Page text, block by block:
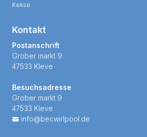
Kekse
Kontakt
Postanschrift
Grober markt 9
47533 Kleve
Besuchsadresse
Grober markt 9
47533 Kleve
info@becwirlpool.de